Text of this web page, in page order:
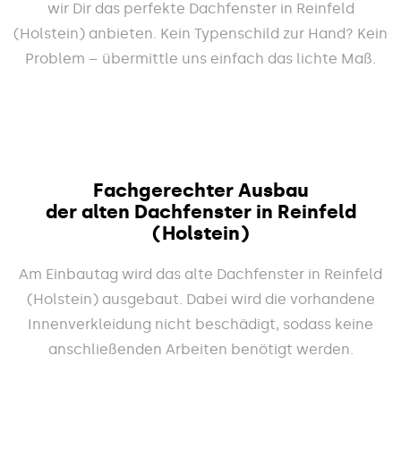
wir Dir das perfekte Dachfenster in Reinfeld
(Holstein) anbieten. Kein Typenschild zur Hand? Kein
Problem – übermittle uns einfach das lichte Maß.
Fachgerechter Ausbau
der alten Dachfenster in Reinfeld
(Holstein)
Am Einbautag wird das alte Dachfenster in Reinfeld
(Holstein) ausgebaut. Dabei wird die vorhandene
Innenverkleidung nicht beschädigt, sodass keine
anschließenden Arbeiten benötigt werden.